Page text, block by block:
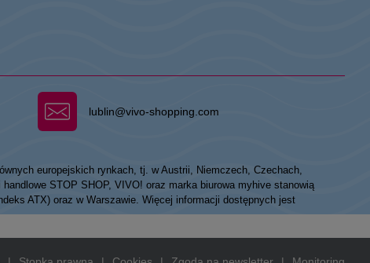
lublin@vivo-shopping.com
europejskich rynkach, tj. w Austrii, Niemczech, Czechach,
STOP SHOP, VIVO! oraz marka biurowa myhive stanowią
ATX) oraz w Warszawie. Więcej informacji dostępnych jest